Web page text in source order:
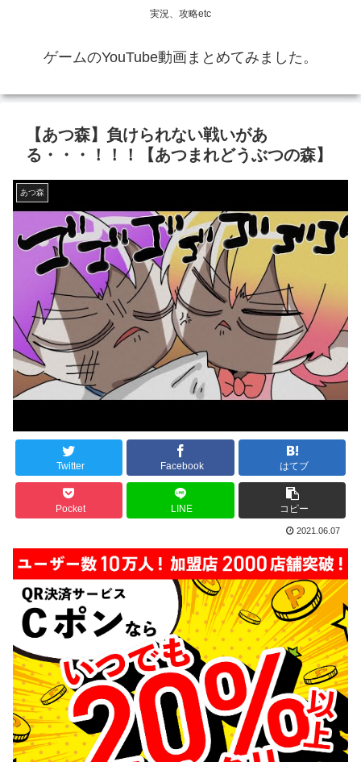
実況、攻略etc
ゲームのYouTube動画まとめてみました。
【あつ森】負けられない戦いがあ
る・・・！！！【あつまれどうぶつの森】
あつ森
Twitter Facebook はてブ
Pocket LINE コピー
2021.06.07